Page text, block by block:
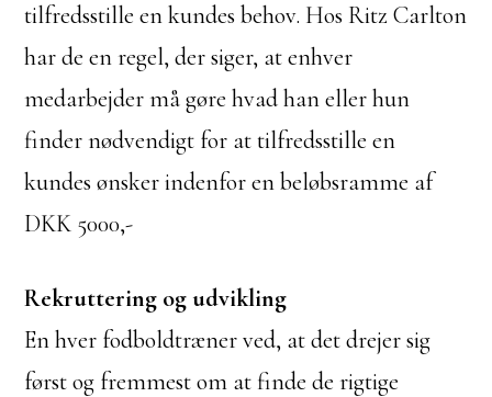
tilfredsstille en kundes behov. Hos Ritz Carlton
har de en regel, der siger, at enhver
medarbejder må gøre hvad han eller hun
finder nødvendigt for at tilfredsstille en
kundes ønsker indenfor en beløbsramme af
DKK 5000,-
Rekruttering og udvikling
En hver fodboldtræner ved, at det drejer sig
først og fremmest om at finde de rigtige